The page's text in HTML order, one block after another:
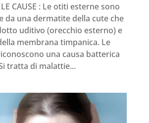
CAUSE : Le otiti esterne sono
da una dermatite della cute che
uditivo (orecchio esterno) e
membrana timpanica. Le
una causa batterica
tratta di malattie...